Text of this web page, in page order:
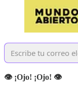
👁 ¡Ojo! ¡Ojo! 👁